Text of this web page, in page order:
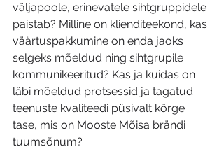
väljapoole, erinevatele sihtgruppidele
paistab? Milline on klienditeekond, kas
väärtuspakkumine on enda jaoks
selgeks mõeldud ning sihtgrupile
kommunikeeritud? Kas ja kuidas on
läbi mõeldud protsessid ja tagatud
teenuste kvaliteedi püsivalt kõrge
tase, mis on Mooste Mõisa brändi
tuumsõnum?